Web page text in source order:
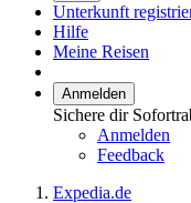
Unterkunft
Hilfe
Meine Reisen
Anmelden
Sichere dir
Anmelden
Feedback
Expedia.de